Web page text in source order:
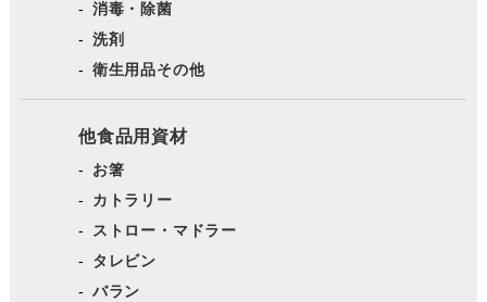
消毒・除菌
洗剤
衛生用品その他
他食品用資材
お箸
カトラリー
ストロー・マドラー
タレビン
バラン